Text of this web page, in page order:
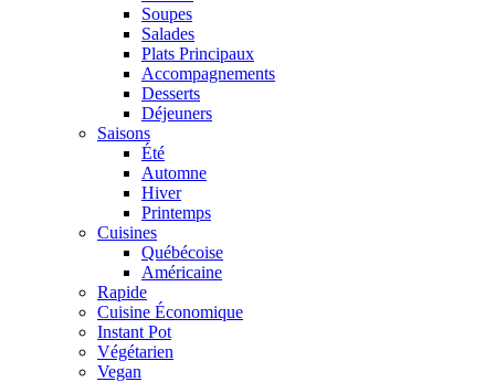
Soupes
Salades
Plats Principaux
Accompagnements
Desserts
Déjeuners
Saisons
Été
Automne
Hiver
Printemps
Cuisines
Québécoise
Américaine
Rapide
Cuisine Économique
Instant Pot
Végétarien
Vegan